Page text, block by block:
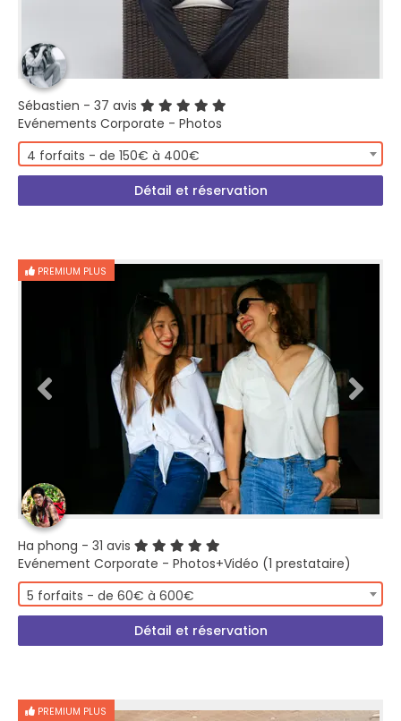
Sébastien - 37 avis
Evénements Corporate - Photos
4 forfaits - de 150€ à 400€
Détail et réservation
PREMIUM PLUS
Ha phong - 31 avis
Evénement Corporate - Photos+Vidéo (1 prestataire)
5 forfaits - de 60€ à 600€
Détail et réservation
PREMIUM PLUS